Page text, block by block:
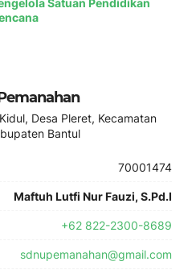
Satuan Pendidikan
Desa Pleret, Kecamatan
Bantul
70001474
Maftuh Lutfi Nur Fauzi, S.Pd.I
+62 822-2300-8689
sdnupemanahan@gmail.com